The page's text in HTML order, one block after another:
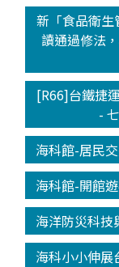
新「食品衛
讀通過修法
[R66]台鐵捷
-
海科館-居民
海科館-開館
海洋防災科技
海科小小伸展